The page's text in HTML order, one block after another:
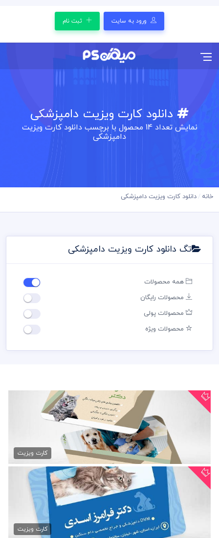
ورود به سایت ثبت نام
دانلود کارت ویزیت دامپزشکی
نمایش تعداد14 محصول با برچسب دانلود کارت ویزیت
دامپزشکی
خانه دانلود کارت ویزیت دامپزشکی
تگ دانلود کارت ویزیت دامپزشکی
همه محصولات
محصولات رایگان
محصولات پولی
محصولات ویژه
کارت ویزیت آماده دامپزشکی
79,000 تومان
کارت ویزیت
دانلود psd کارت ویزیت...
79,000 تومان
کارت ویزیت